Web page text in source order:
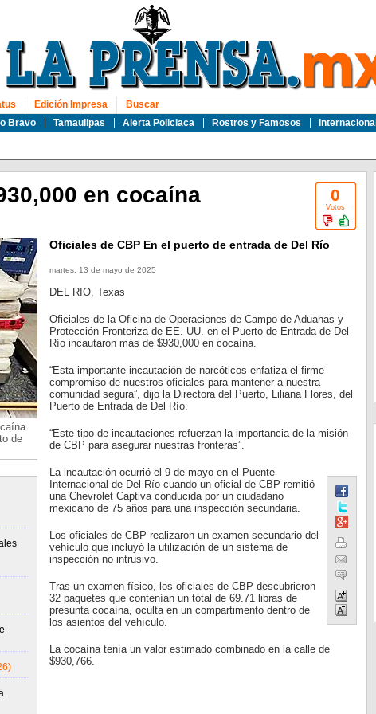
Bravo Tamaulipas Alerta Policiaca Rostros y Famosos Internacional
Edición Impresa Buscar
0
Votos
en cocaína
de
Oficiales de CBP En el puerto de entrada de Del Río
martes, 13 de mayo de 2025
DEL RIO, Texas
Oficiales de la Oficina de Operaciones de Campo de Aduanas y
Protección Fronteriza de EE. UU. en el Puerto de Entrada de Del
Río incautaron más de $930,000 en cocaína.
“Esta importante incautación de narcóticos enfatiza el firme
compromiso de nuestros oficiales para mantener a nuestra
comunidad segura”, dijo la Directora del Puerto, Liliana Flores, del
Puerto de Entrada de Del Río.
“Este tipo de incautaciones refuerzan la importancia de la misión
de CBP para asegurar nuestras fronteras”.
La incautación ocurrió el 9 de mayo en el Puente
Internacional de Del Río cuando un oficial de CBP remitió
una Chevrolet Captiva conducida por un ciudadano
mexicano de 75 años para una inspección secundaria.
Los oficiales de CBP realizaron un examen secundario del
vehículo que incluyó la utilización de un sistema de
inspección no intrusivo.
Tras un examen físico, los oficiales de CBP descubrieron
32 paquetes que contenían un total de 69.71 libras de
presunta cocaína, oculta en un compartimento dentro de
los asientos del vehículo.
La cocaína tenía un valor estimado combinado en la calle de
$930,766.